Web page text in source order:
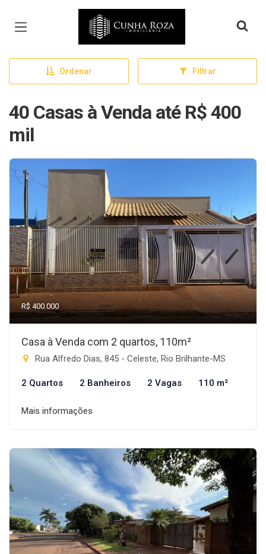
Página inicial
Ordenar Filtrar
40 Casas à Venda até R$ 400
mil
R$ 400.000
Casa à Venda com 2 quartos, 110m²
Rua Alfredo Dias, 845 - Celeste, Rio Brilhante-MS
2 Quartos 2 Banheiros 2 Vagas 110 m²
Mais informações